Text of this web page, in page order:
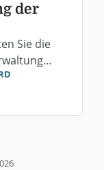
der
Sie die